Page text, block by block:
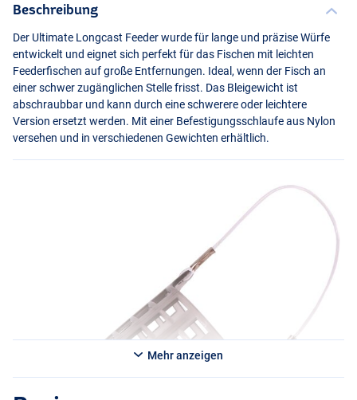
Beschreibung
Der Ultimate Longcast Feeder wurde für lange und präzise Würfe
entwickelt und eignet sich perfekt für das Fischen mit leichten
Feederfischen auf große Entfernungen. Ideal, wenn der Fisch an
einer schwer zugänglichen Stelle frisst. Das Bleigewicht ist
abschraubbar und kann durch eine schwerere oder leichtere
Version ersetzt werden. Mit einer Befestigungsschlaufe aus Nylon
versehen und in verschiedenen Gewichten erhältlich.
Mehr anzeigen